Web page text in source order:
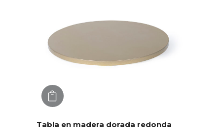
Tabla en madera dorada redonda